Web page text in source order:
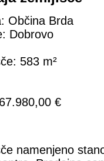
Občina Brda
Dobrovo
583 m²
€
namenjeno